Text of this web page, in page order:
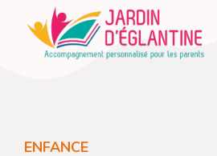
contenu
ENFANCE